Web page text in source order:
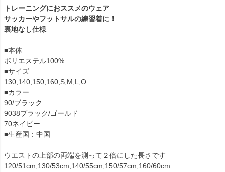
トレーニングにおススメのウェア
サッカーやフットサルの練習着に！
裏地なし仕様
■本体
ポリエステル100%
■サイズ
130,140,150,160,S,M,L,O
■カラー
90/ブラック
9038ブラック/ゴールド
70ネイビー
■生産国：中国
ウエストの上部の両端を測って２倍にした長さです
120/51cm,130/53cm,140/55cm,150/57cm,160/60cm